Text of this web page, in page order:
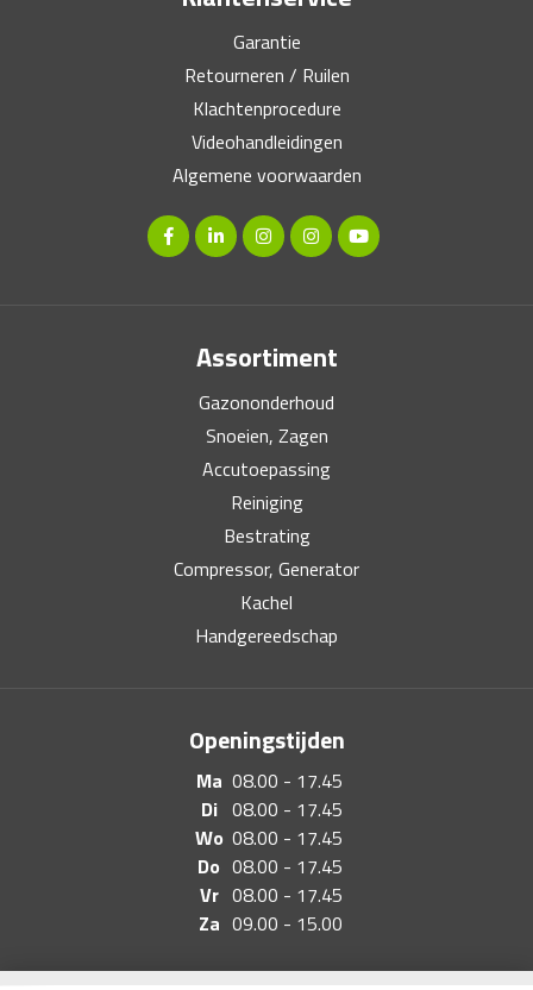
Garantie
Retourneren / Ruilen
Klachtenprocedure
Videohandleidingen
Algemene voorwaarden
Assortiment
Gazononderhoud
Snoeien, Zagen
Accutoepassing
Reiniging
Bestrating
Compressor, Generator
Kachel
Handgereedschap
Openingstijden
Ma 08.00 - 17.45
Di 08.00 - 17.45
Wo 08.00 - 17.45
Do 08.00 - 17.45
Vr 08.00 - 17.45
Za 09.00 - 15.00